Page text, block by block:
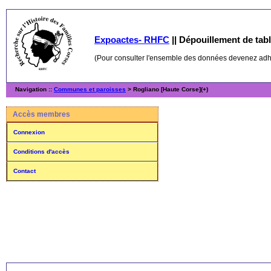
Expoactes- RHFC || Dépouillement de
(Pour consulter l'ensemble des données devenez
Navigation :: Communes et paroisses > Rogliano [Haute Corse](+)
Accès membres
Connexion
Conditions d'accès
Contact